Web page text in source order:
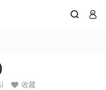
 
)  收藏